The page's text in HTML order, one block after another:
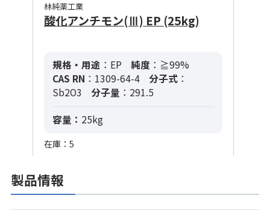
林純薬工業
酸化アンチモン(Ⅲ) EP (25kg)
規格・用途 ：EP 純度 ：≧99%
CAS RN ：1309-64-4 分子式 ：
Sb2O3
分子量 ：291.5
容量： 25kg
在庫：5
製品情報